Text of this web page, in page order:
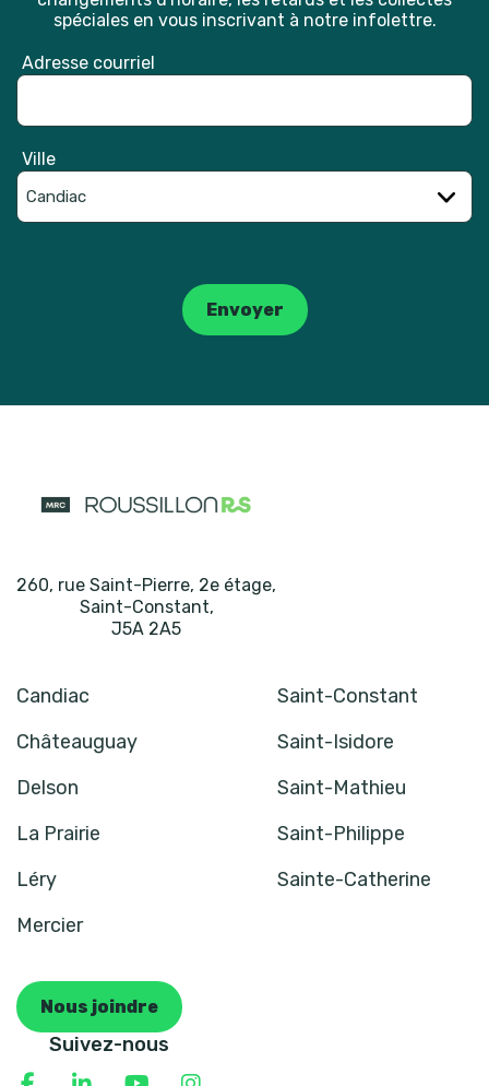
spéciales en vous inscrivant à notre infolettre.
Adresse courriel
Ville
Envoyer
260, rue Saint-Pierre, 2e étage,
Saint-Constant,
J5A 2A5
Candiac
Saint-Constant
Châteauguay
Saint-Isidore
Delson
Saint-Mathieu
La Prairie
Saint-Philippe
Léry
Sainte-Catherine
Mercier
Nous joindre
Suivez-nous